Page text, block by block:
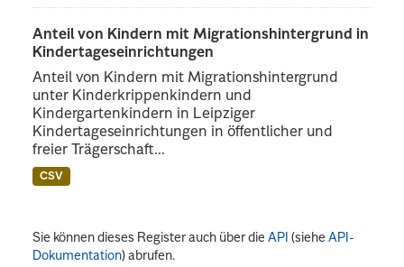
Anteil von Kindern mit Migrationshintergrund in
Kindertageseinrichtungen
Anteil von Kindern mit Migrationshintergrund
unter Kinderkrippenkindern und
Kindergartenkindern in Leipziger
Kindertageseinrichtungen in öffentlicher und
freier Trägerschaft...
CSV
Sie können dieses Register auch über dieAPI (sieheAPI-
Dokumentation) abrufen.